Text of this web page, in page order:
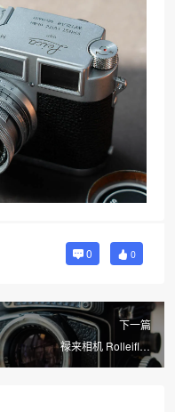
0 0
下一篇
禄来相机 Rolleiflex
2.8F（No.2479866）